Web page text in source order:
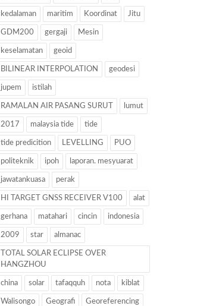
kedalaman maritim Koordinat Jitu
GDM200 gergaji Mesin
keselamatan geoid
BILINEAR INTERPOLATION geodesi
jupem istilah
RAMALAN AIR PASANG SURUT lumut
2017 malaysia tide tide
tide predicition LEVELLING PUO
politeknik ipoh laporan. mesyuarat
jawatankuasa perak
HI TARGET GNSS RECEIVER V100 alat
gerhana matahari cincin indonesia
2009 star almanac
TOTAL SOLAR ECLIPSE OVER
HANGZHOU
china solar tafaqquh nota kiblat
Walisongo Geografi Georeferencing